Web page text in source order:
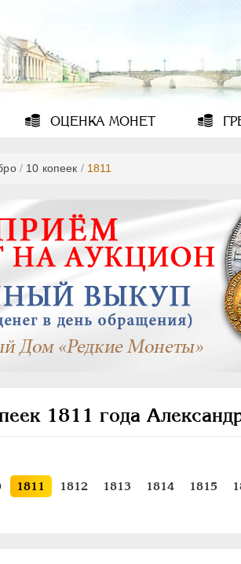
ОЦЕНКА МОНЕТ
/ 10 копеек / 1811
1811 года
1811 1812 1813 1814 1815